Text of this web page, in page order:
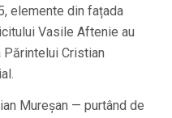
elemente din fațada
Vasile Aftenie au
Cristian
Mureșan — purtând de